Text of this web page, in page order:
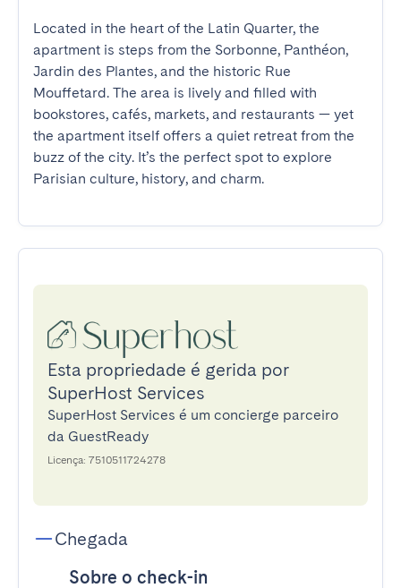
Located in the heart of the Latin Quarter, the
apartment is steps from the Sorbonne, Panthéon,
Jardin des Plantes, and the historic Rue
Mouffetard. The area is lively and filled with
bookstores, cafés, markets, and restaurants — yet
the apartment itself offers a quiet retreat from the
buzz of the city. It’s the perfect spot to explore
Parisian culture, history, and charm.
Esta propriedade é gerida por
SuperHost Services
SuperHost Services é um concierge parceiro
da GuestReady
Licença: ‭7510511724278‬
Chegada
Sobre o check-in